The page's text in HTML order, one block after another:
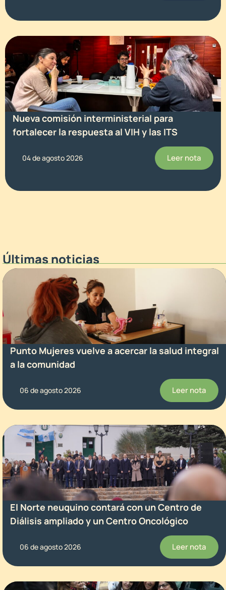
Nueva comisión interministerial para
fortalecer la respuesta al VIH y las ITS
04 de agosto 2026 Leer nota
Últimas noticias
Punto Mujeres vuelve a acercar la salud integral
a la comunidad
06 de agosto 2026 Leer nota
El Norte neuquino contará con un Centro de
Diálisis ampliado y un Centro Oncológico
06 de agosto 2026 Leer nota